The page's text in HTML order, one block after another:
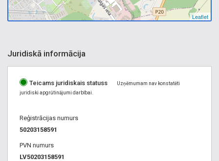
Leaflet
Juridiskā informācija
Teicams juridiskais statuss
Uzņēmumam nav konstatēti
juridiski apgrūtinājumi darbībai.
Reģistrācijas numurs
50203158591
PVN numurs
LV50203158591